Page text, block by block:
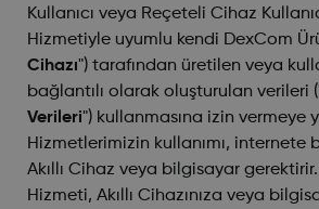
Kullanıcı veya Reçeteli Cihaz
Hizmetiyle uyumlu kendi DexCom
Cihazı") tarafından üretilen veya
bağlantılı olarak oluşturulan verileri
Verileri") kullanmasına izin vermeye
Hizmetlerimizin kullanımı, internete
Akıllı Cihaz veya bilgisayar
Hizmeti, Akıllı Cihazınıza veya